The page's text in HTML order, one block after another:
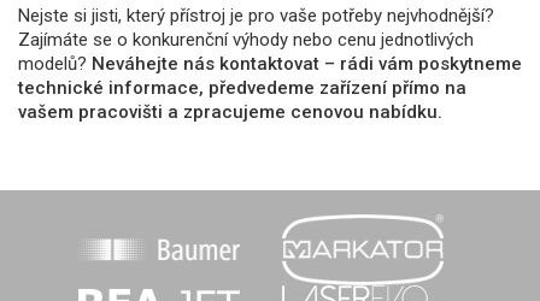
Nejste si jisti, který přístroj je pro vaše potřeby nejvhodnější?
Zajímáte se o konkurenční výhody nebo cenu jednotlivých
modelů? Neváhejte nás kontaktovat – rádi vám poskytneme
technické informace, předvedeme zařízení přímo na
vašem pracovišti a zpracujeme cenovou nabídku.